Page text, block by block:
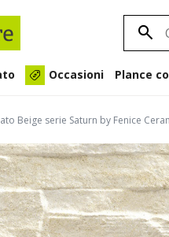
Occasioni Plance
Beige serie Saturn by Fenice